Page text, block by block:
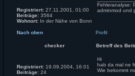
Registriert: 27.11.2001, 01:00
Beiträge: 3564
Wohnort: In der Nähe von Bonn
Fehleranalyse:
adminmod und
Nach oben Profil
checker Betreff des
Registriert: 19.09.2004, 16:01
Beiträge: 24
Hi
hab da mal ne
Wie bekommt